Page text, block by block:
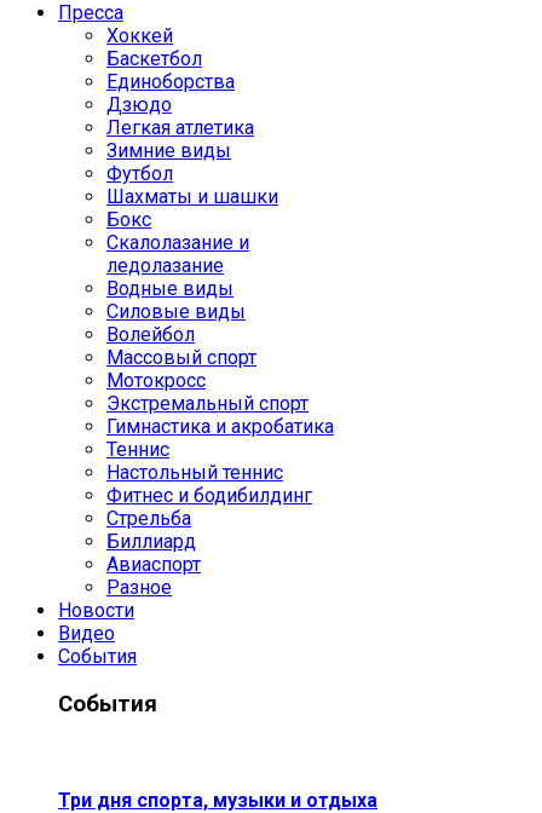
Пресса
Хоккей
Баскетбол
Единоборства
Дзюдо
Легкая атлетика
Зимние виды
Футбол
Шахматы и шашки
Бокс
Скалолазание и
ледолазание
Водные виды
Силовые виды
Волейбол
Массовый спорт
Мотокросс
Экстремальный спорт
Гимнастика и акробатика
Теннис
Настольный теннис
Фитнес и бодибилдинг
Стрельба
Биллиард
Авиаспорт
Разное
Новости
Видео
События
События
Три дня спорта, музыки и отдыха